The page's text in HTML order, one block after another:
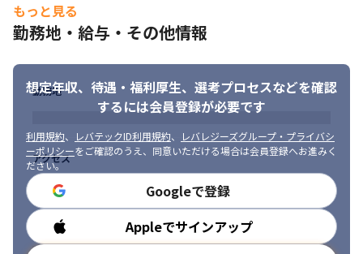
もっと見る
勤務地・給与・その他情報
想定年収、待遇・福利厚生、 選考プロセスなどを確認
するには会員登録が必要です
利用規約、 レバテックID利用規約、
レバレジーズグループ・プライバシ
ーポリシーをご確認のうえ、同意いただける場合は会員登録へお進みく
ださい。
Googleで登録
Appleでサインアップ
勤務地
アクセス
勤務時間